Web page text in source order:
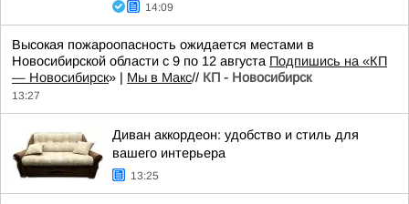
14:09
Высокая пожароопасность ожидается местами в
Новосибирской области с 9 по 12 августа Подпишись на «КП
— Новосибирск» | Мы в Mакс// КП - Новосибирск
13:27
Диван аккордеон: удобство и стиль для
вашего интерьера
13:25